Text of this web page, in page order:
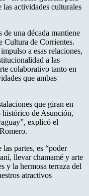
actividades culturales
una década mantiene
Cultura de Corrientes.
a esas relaciones,
a las
colaborativo tanto en
que ambas
que giran en
de Asunción,
explicó el
partes, es “poder
llevar chamamé y arte
y la hermosa terraza del
atractivos